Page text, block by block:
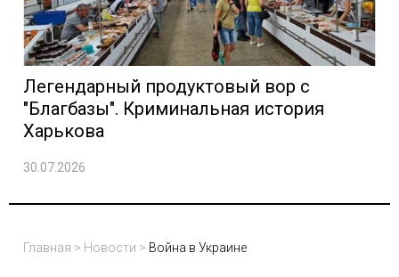
Легендарный продуктовый вор с
"Благбазы". Криминальная история
Харькова
30.07.2026
Главная > Новости > Война в Украине